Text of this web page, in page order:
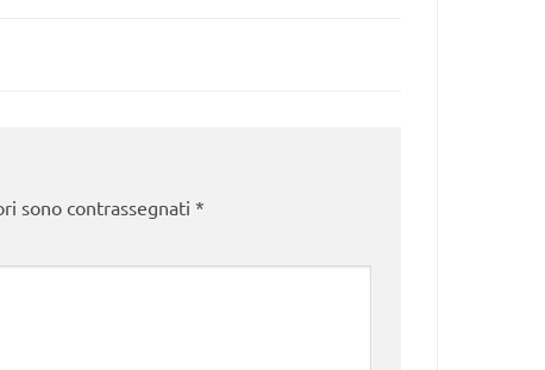
sono contrassegnati *